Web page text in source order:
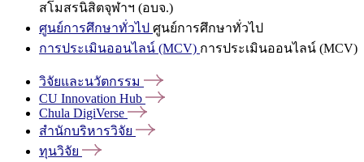
สโมสรนิสิตจุฬาฯ (อบจ.)
ศูนย์การศึกษาทั่วไป ศูนย์การศึกษาทั่วไป
การประเมินออนไลน์ (MCV) การประเมินออนไลน์ (MCV)
วิจัยและนวัตกรรม
CU Innovation Hub
Chula DigiVerse
สำนักบริหารวิจัย
ทุนวิจัย